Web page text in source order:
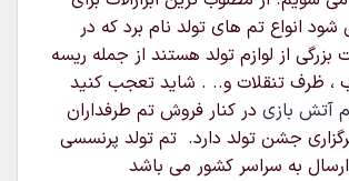
انواع تم های تولد نام برد که در
بزرگی از لوازم تولد هستند از جمله ریسه
، ظرف تنقلات و.. . شاید تعجب کنید
آتش بازی در کنار فروش تم طرفداران
جشن تولد دارد. تم تولد پرنسسی
ارسال به سراسر کشور می باشد